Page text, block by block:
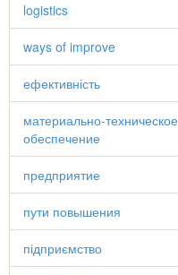
logistics
ways of improve
ефективність
материально-техническое
обеспечение
предприятие
пути повышения
підприємство